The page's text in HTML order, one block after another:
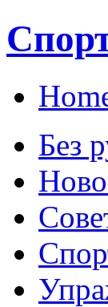
Без